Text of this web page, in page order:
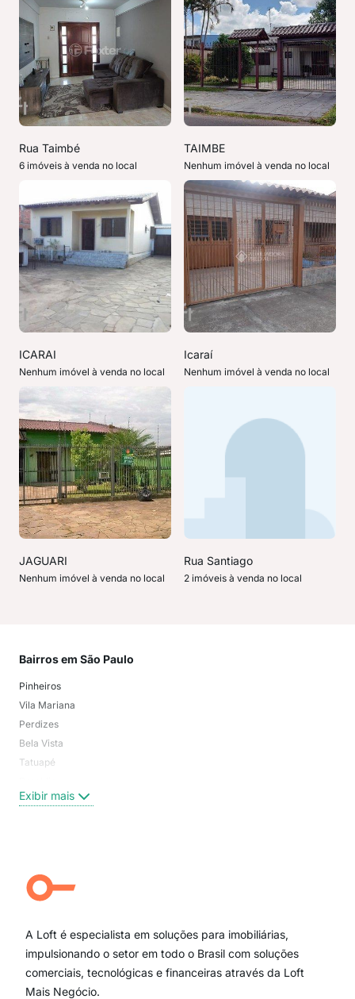
Rua Taimbé
6 imóveis à venda no local
TAIMBE
Nenhum imóvel à venda no local
ICARAI
Nenhum imóvel à venda no local
Icaraí
Nenhum imóvel à venda no local
JAGUARI
Nenhum imóvel à venda no local
Rua Santiago
2 imóveis à venda no local
Bairros em São Paulo
Pinheiros
Vila Mariana
Perdizes
Bela Vista
Tatuapé
Centro
Campo Belo
Ipiranga
Paraíso
Itaim Bibi
Exibir mais
A Loft é especialista em soluções para imobiliárias,
impulsionando o setor em todo o Brasil com soluções
comerciais, tecnológicas e financeiras através da Loft
Mais Negócio.